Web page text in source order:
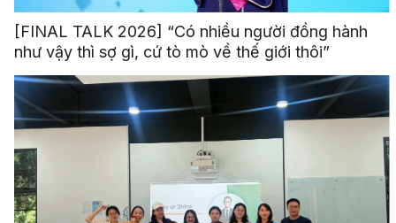
[FINAL TALK 2026] “Có nhiều người đồng hành
như vậy thì sợ gì, cứ tò mò về thế giới thôi”